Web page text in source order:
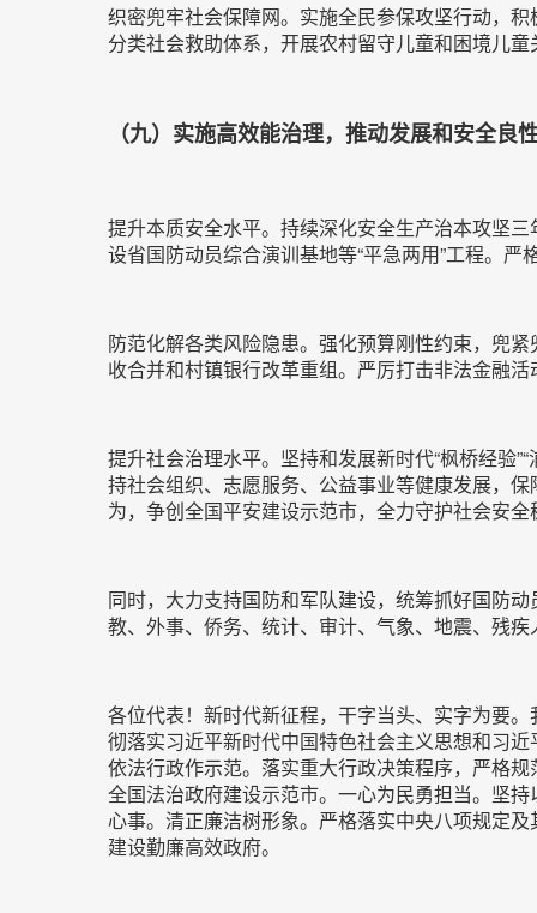
织密兜牢社会保障网。实施全民参保攻坚行动，
分类社会救助体系，开展农村留守儿童和困境儿
（九）实施高效能治理，推动发展和安全良
提升本质安全水平。持续深化安全生产治本攻坚
设省国防动员综合演训基地等“平急两用”工程。严
防范化解各类风险隐患。强化预算刚性约束，兜
收合并和村镇银行改革重组。严厉打击非法金融
提升社会治理水平。坚持和发展新时代“枫桥经验
持社会组织、志愿服务、公益事业等健康发展，
为，争创全国平安建设示范市，全力守护社会安
同时，大力支持国防和军队建设，统筹抓好国防
教、外事、侨务、统计、审计、气象、地震、残
各位代表！新时代新征程，干字当头、实字为要
彻落实习近平新时代中国特色社会主义思想和习
依法行政作示范。落实重大行政决策程序，严格
全国法治政府建设示范市。一心为民勇担当。坚
心事。清正廉洁树形象。严格落实中央八项规定
建设勤廉高效政府。